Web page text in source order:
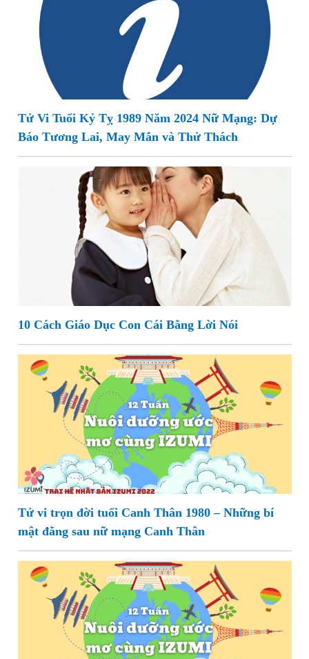
Tử Vi Tuổi Kỷ Tỵ 1989 Năm 2024 Nữ Mạng: Dự
Báo Tương Lai, May Mắn và Thử Thách
10 Cách Giáo Dục Con Cái Bằng Lời Nói
Tử vi trọn đời tuổi Canh Thân 1980 – Những bí
mật đằng sau nữ mạng Canh Thân